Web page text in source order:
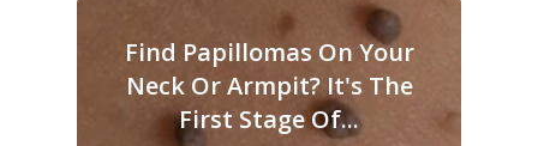
Find Papillomas On Your
Neck Or Armpit? It's The
First Stage Of...